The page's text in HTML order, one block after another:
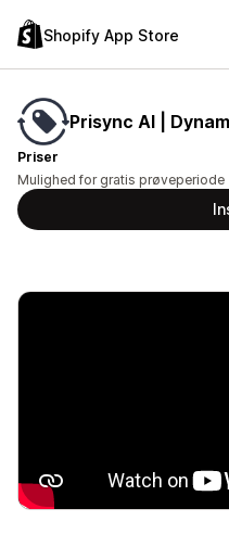
Shopify App Store
Prisync AI |
Priser
Mulighed for gratis prøveperiode